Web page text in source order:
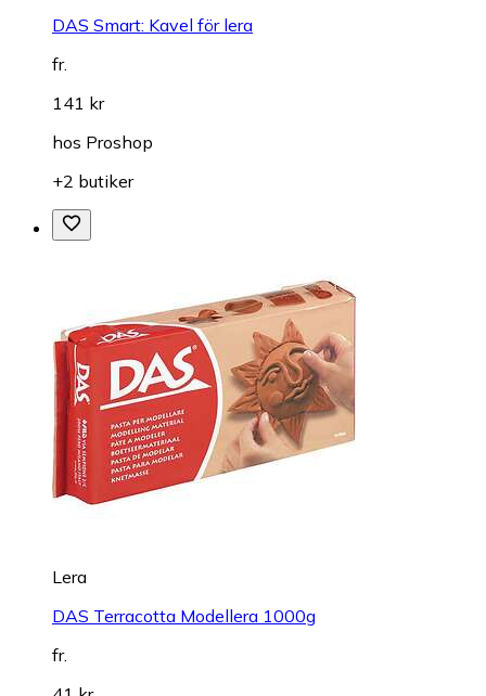
DAS Smart: Kavel för lera
fr.
141 kr
hos Proshop
+2 butiker
Lera
DAS Terracotta Modellera 1000g
fr.